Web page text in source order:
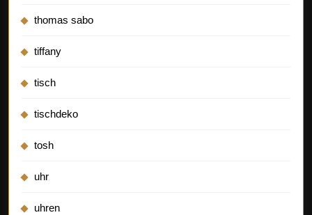
thomas sabo
tiffany
tisch
tischdeko
tosh
uhr
uhren